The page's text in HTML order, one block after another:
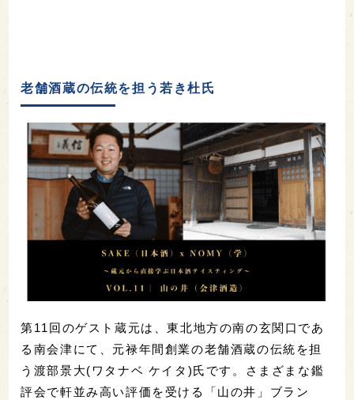
老舗酒蔵の伝統を担う若き杜氏
第11回のゲスト蔵元は、東北地方の南の玄関口であ
る南会津にて、元禄年間創業の老舗酒蔵の伝統を担
う渡部景大(ワタナベ ケイタ)氏です。さまざまな鑑
評会で軒並み高い評価を受ける「山の井」ブラン